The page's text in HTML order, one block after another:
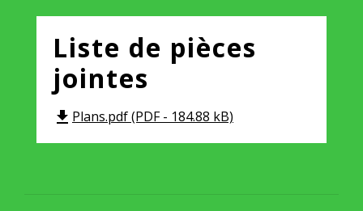
Liste de pièces
jointes
file_download Plans.pdf (PDF - 184.88 kB)